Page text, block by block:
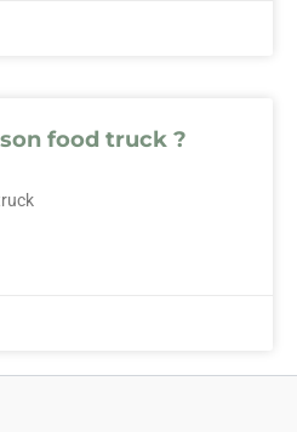
food truck ?